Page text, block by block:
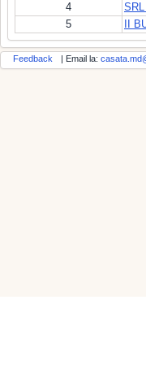
4
5
II
Feedback | Email la: